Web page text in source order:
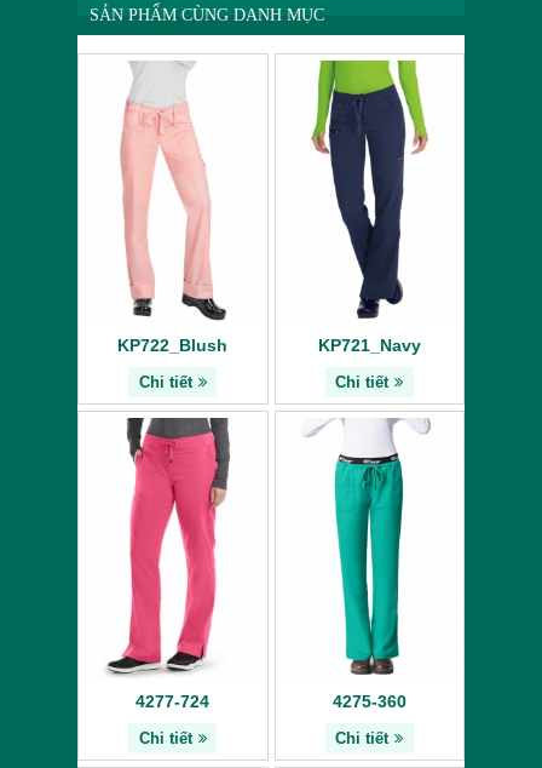
SẢN PHẨM CÙNG DANH MỤC
KP722_Blush
Chi tiết
KP721_Navy
Chi tiết
4277-724
Chi tiết
4275-360
Chi tiết